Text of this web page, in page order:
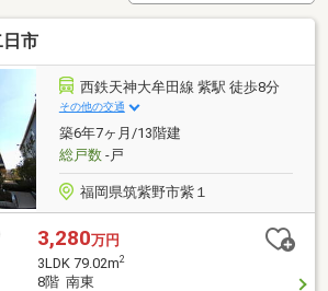
市
西鉄天神大牟田線 紫駅 徒歩8分
その他の交通
築6年7ヶ月/13階建
総戸数-戸
福岡県筑紫野市紫１
3,280万円
3LDK 79.02m2
8階 南東